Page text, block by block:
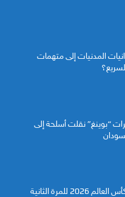
المدنيات إلى متهمات
“بوينغ” نقلت أسلحة إلى
إسبانيا تتوج بطلة لكأس العالم 2026 للمرة الثانية